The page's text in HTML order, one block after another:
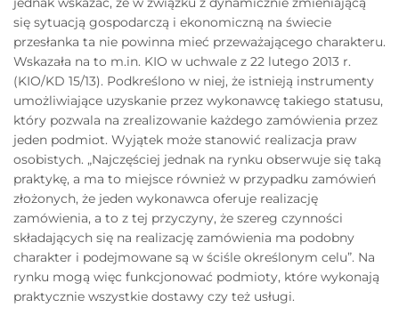
się sytuacją gospodarczą i ekonomiczną na świecie
przesłanka ta nie powinna mieć przeważającego charakteru.
Wskazała na to m.in. KIO w uchwale z 22 lutego 2013 r.
(KIO/KD 15/13). Podkreślono w niej, że istnieją instrumenty
umożliwiające uzyskanie przez wykonawcę takiego statusu,
który pozwala na zrealizowanie każdego zamówienia przez
jeden podmiot. Wyjątek może stanowić realizacja praw
osobistych. „Najczęściej jednak na rynku obserwuje się taką
praktykę, a ma to miejsce również w przypadku zamówień
złożonych, że jeden wykonawca oferuje realizację
zamówienia, a to z tej przyczyny, że szereg czynności
składających się na realizację zamówienia ma podobny
charakter i podejmowane są w ściśle określonym celu”. Na
rynku mogą więc funkcjonować podmioty, które wykonają
praktycznie wszystkie dostawy czy też usługi.